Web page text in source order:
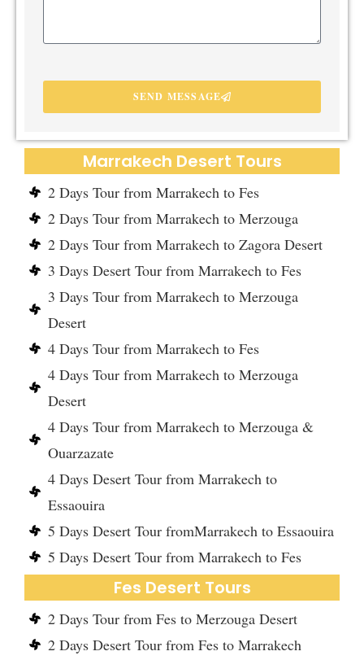
SEND MESSAGE
Marrakech Desert Tours
2 Days Tour from Marrakech to Fes
2 Days Tour from Marrakech to Merzouga
2 Days Tour from Marrakech to Zagora Desert
3 Days Desert Tour from Marrakech to Fes
3 Days Tour from Marrakech to Merzouga
Desert
4 Days Tour from Marrakech to Fes
4 Days Tour from Marrakech to Merzouga
Desert
4 Days Tour from Marrakech to Merzouga &
Ouarzazate
4 Days Desert Tour from Marrakech to
Essaouira
5 Days Desert Tour fromMarrakech to Essaouira
5 Days Desert Tour from Marrakech to Fes
Fes Desert Tours
2 Days Tour from Fes to Merzouga Desert
2 Days Desert Tour from Fes to Marrakech